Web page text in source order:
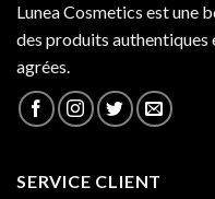
Lunea Cosmetics est une
des produits authentiques
agrées.
SERVICE CLIENT